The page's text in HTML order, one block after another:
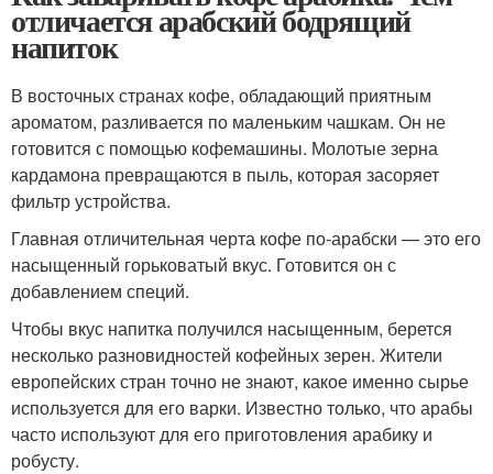
отличается арабский бодрящий
напиток
В восточных странах кофе, обладающий приятным
ароматом, разливается по маленьким чашкам. Он не
готовится с помощью кофемашины. Молотые зерна
кардамона превращаются в пыль, которая засоряет
фильтр устройства.
Главная отличительная черта кофе по-арабски — это его
насыщенный горьковатый вкус. Готовится он с
добавлением специй.
Чтобы вкус напитка получился насыщенным, берется
несколько разновидностей кофейных зерен. Жители
европейских стран точно не знают, какое именно сырье
используется для его варки. Известно только, что арабы
часто используют для его приготовления арабику и
робусту.